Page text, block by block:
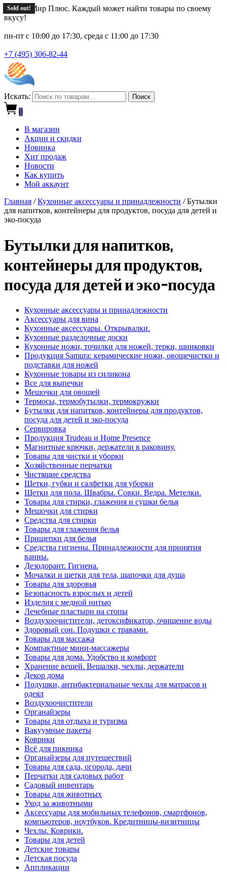
Новый Мир Плюс. Каждый может найти товары по своему
вкусу!
пн-пт с 10:00 до 17:30, среда с 11:00 до 17:30
+7 (495) 306-82-44
Искать: Поиск
0
В магазин
Акции и скидки
Новинка
Хит продаж
Новости
Как купить
Мой аккаунт
Главная / Кухонные аксессуары и принадлежности /Бутылки
для напитков, контейнеры для продуктов, посуда для детей и
эко-посуда
Бутылки для напитков,
контейнеры для продуктов,
посуда для детей и эко-посуда
Кухонные аксессуары и принадлежности
Аксессуары для вина
Кухонные аксессуары. Открывалки.
Кухонные разделочные доски
Кухонные ножи, точилки для ножей, терки, шинковки
Продукция Samura: керамические ножи, овощечистки и
подставки для ножей
Кухонные товары из силикона
Все для выпечки
Мешочки для овощей
Термосы, термобутылки, термокружки
Бутылки для напитков, контейнеры для продуктов,
посуда для детей и эко-посуда
Сервировка
Продукция Trudeau и Home Presence
Магнитные крючки, держатели в раковину.
Товары для чистки и уборки
Хозяйственные перчатки
Чистящие средства
Щетки, губки и салфетки для уборки
Щетки для пола. Швабры. Совки. Ведра. Метелки.
Товары для стирки, глажения и сушки белья
Мешочки для стирки
Средства для стирки
Товары для глажения белья
Прищепки для белья
Средства гигиены. Принадлежности для принятия
ванны.
Дезодорант. Гигиена.
Мочалки и щетки для тела, шапочки для душа
Товары для здоровья
Безопасность взрослых и детей
Изделия с медной нитью
Лечебные пластыри на стопы
Воздухоочистители, детоксификатор, очищение воды
Здоровый сон. Подушки с травами.
Товары для массажа
Компактные мини-массажеры
Товары для дома. Удобство и комфорт
Хранение вещей. Вешалки, чехлы, держатели
Декор дома
Подушки, антибактериальные чехлы для матрасов и
одеял
Воздухоочистители
Органайзеры
Товары для отдыха и туризма
Вакуумные пакеты
Коврики
Всё для пикника
Органайзеры для путешествий
Товары для сада, огорода, дачи
Перчатки для садовых работ
Садовый инвентарь
Товары для животных
Уход за животными
Аксессуары для мобильных телефонов, смартфонов,
компьютеров, ноутбуков. Кредитницы-визитницы
Чехлы. Коврики.
Товары для детей
Детские товары
Детская посуда
Аппликации
Sold out!
Sold out!
Sold out!
Sold out!
Sold out!
Sold out!
Sold out!
Sold out!
Sold out!
Sold out!
Sold out!
Sold out!
Sold out!
Sold out!